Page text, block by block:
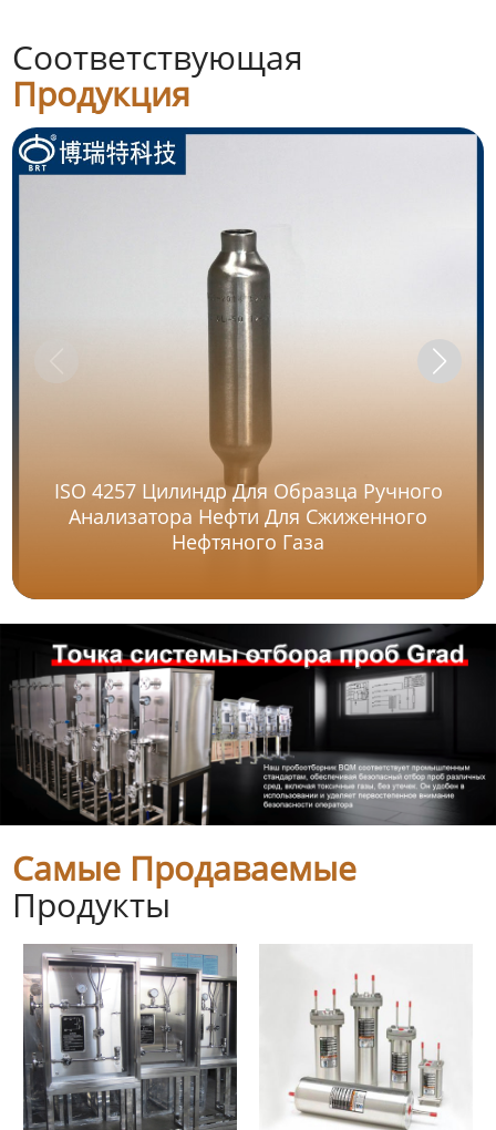
Соответствующая
Продукция
ISO 4257 Цилиндр Для Образца Ручного
Анализатора Нефти Для Сжиженного
Нефтяного Газа
Самые Продаваемые
Продукты